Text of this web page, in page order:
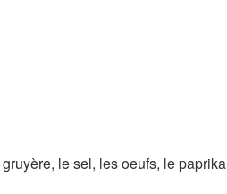
le sel, les oeufs, le paprika